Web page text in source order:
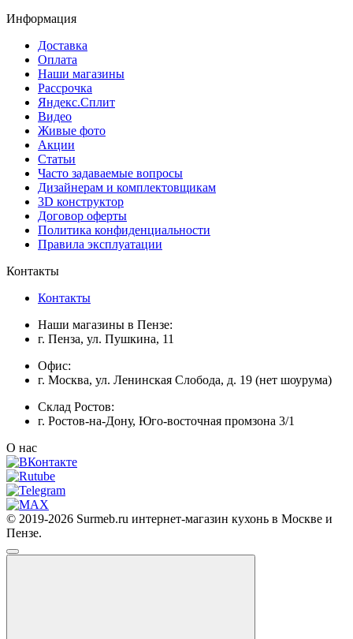
Информация
Доставка
Оплата
Наши магазины
Рассрочка
Яндекс.Сплит
Видео
Живые фото
Акции
Статьи
Часто задаваемые вопросы
Дизайнерам и комплектовщикам
3D конструктор
Договор оферты
Политика конфиденциальности
Правила эксплуатации
Контакты
Контакты
Наши магазины в Пензе:
г. Пенза, ул. Пушкина, 11
Офис:
г. Москва, ул. Ленинская Слобода, д. 19 (нет шоурума)
Склад Ростов:
г. Ростов-на-Дону, Юго-восточная промзона 3/1
О нас
© 2019-2026 Surmeb.ru интернет-магазин кухонь в Москве и
Пензе.